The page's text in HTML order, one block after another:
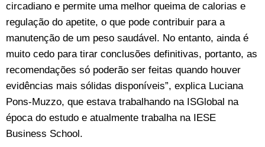
circadiano e permite uma melhor queima de calorias e
regulação do apetite, o que pode contribuir para a
manutenção de um peso saudável. No entanto, ainda é
muito cedo para tirar conclusões definitivas, portanto, as
recomendações só poderão ser feitas quando houver
evidências mais sólidas disponíveis”, explica Luciana
Pons-Muzzo, que estava trabalhando na ISGlobal na
época do estudo e atualmente trabalha na IESE
Business School.